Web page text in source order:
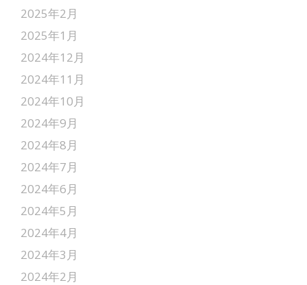
2025年2月
2025年1月
2024年12月
2024年11月
2024年10月
2024年9月
2024年8月
2024年7月
2024年6月
2024年5月
2024年4月
2024年3月
2024年2月